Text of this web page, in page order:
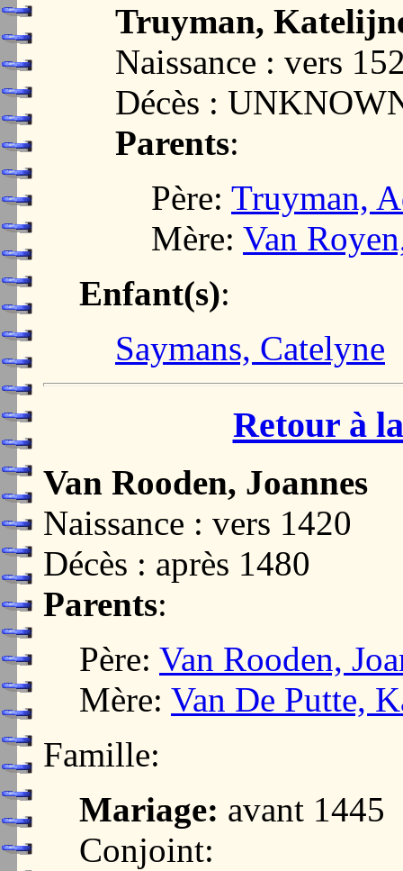
Truyman,
Naissance : vers
Décès :
Parents:
Père: Truyman,
Mère: Van
Enfant(s):
Saymans, Catelyne
Retour à
Van Rooden, Joannes
Naissance : vers 1420
Décès : après 1480
Parents:
Père: Van Rooden,
Mère: Van De Putte,
Famille:
Mariage: avant 1445
Conjoint: